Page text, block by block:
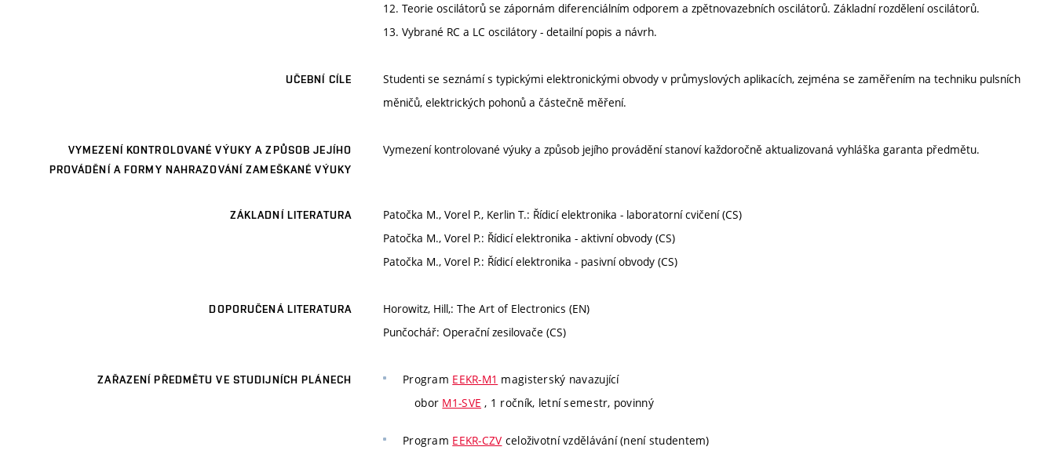
12. Teorie oscilátorů se zápornám diferenciálním odporem a zpětnovazebních oscilátorů. Základní rozdělení oscilátorů.
13. Vybrané RC a LC oscilátory - detailní popis a návrh.
UČEBNÍ CÍLE
Studenti se seznámí s typickými elektronickými obvody v průmyslových aplikacích, zejména se zaměřením na techniku pulsních
měničů, elektrických pohonů a částečně měření.
VYMEZENÍ KONTROLOVANÉ VÝUKY A ZPŮSOB JEJÍHO
PROVÁDĚNÍ A FORMY NAHRAZOVÁNÍ ZAMEŠKANÉ VÝUKY
Vymezení kontrolované výuky a způsob jejího provádění stanoví každoročně aktualizovaná vyhláška garanta předmětu.
ZÁKLADNÍ LITERATURA
Patočka M., Vorel P., Kerlin T.: Řídicí elektronika - laboratorní cvičení (CS)
Patočka M., Vorel P.: Řídicí elektronika - aktivní obvody (CS)
Patočka M., Vorel P.: Řídicí elektronika - pasivní obvody (CS)
DOPORUČENÁ LITERATURA
Horowitz, Hill,: The Art of Electronics (EN)
Punčochář: Operační zesilovače (CS)
ZAŘAZENÍ PŘEDMĚTU VE STUDIJNÍCH PLÁNECH Program EEKR-M1 magisterský navazující
obor M1-SVE , 1 ročník, letní semestr, povinný
Program EEKR-CZV celoživotní vzdělávání (není studentem)